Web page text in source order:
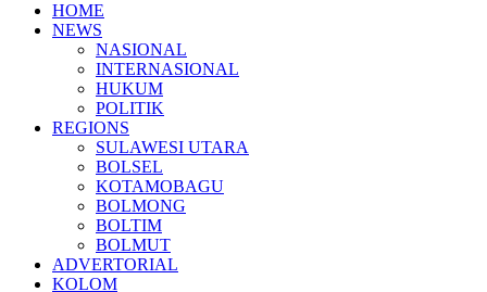
HOME
NEWS
NASIONAL
INTERNASIONAL
HUKUM
POLITIK
REGIONS
SULAWESI UTARA
BOLSEL
KOTAMOBAGU
BOLMONG
BOLTIM
BOLMUT
ADVERTORIAL
KOLOM